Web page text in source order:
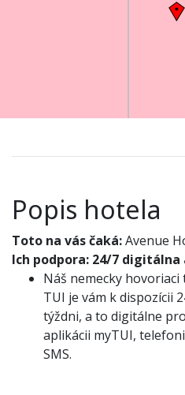
Popis hotela
Toto na vás čaká:Avenue
Ich podpora: 24/7 digitálna
Náš nemecky
TUI je vám k dispozícii
týždni, a to digitálne
aplikácii myTUI,
SMS.